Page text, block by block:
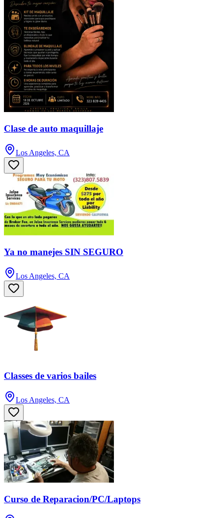
Clase de auto maquillaje
Los Angeles, CA
Ya no manejes SIN SEGURO
Los Angeles, CA
Classes de varios bailes
Los Angeles, CA
Curso de Reparacion/PC/Laptops